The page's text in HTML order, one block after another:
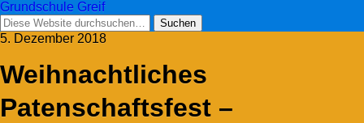
Grundschule Greif
5. Dezember 2018
Weihnachtliches
Patenschaftsfest –